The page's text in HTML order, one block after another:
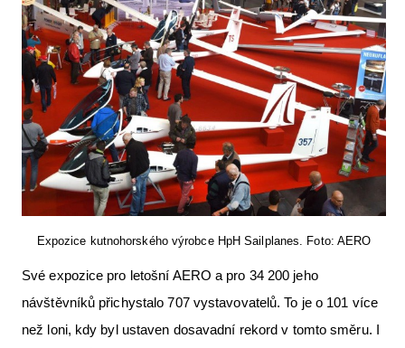
Expozice kutnohorského výrobce HpH Sailplanes. Foto: AERO
Své expozice pro letošní AERO a pro 34 200 jeho
návštěvníků přichystalo 707 vystavovatelů. To je o 101 více
než loni, kdy byl ustaven dosavadní rekord v tomto směru. I
Nabídky práce v letectví
Inzerujte s námi
E-SHOP